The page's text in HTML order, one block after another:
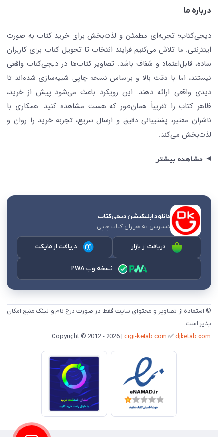
جستجو در سایت
کتابیاب
درباره ما
دیجی‌کتاب؛ تجربه‌ای مطمئن و لذت‌بخش برای خرید کتاب به صورت
اینترنتی. ما تلاش می‌کنیم فرایند انتخاب تا تحویل کتاب برای کاربران
ساده، قابل‌اعتماد و شفاف باشد. تصاویر کتاب‌ها در دیجی‌کتاب واقعی
نیستند، اما با دقت بالا و براساس نسخه چاپی شبیه‌سازی شده‌اند تا
دیدی واقعی ارائه دهند. این رویکرد باعث می‌شود پیش از خرید،
ظاهر کتاب را تقریباً همان‌طور که هست مشاهده کنید. همکاری با
ناشران معتبر، پشتیبانی دقیق و ارسال سریع، تجربه خرید را روان و
لذت‌بخش می‌کند.
مشاهده بیشتر
دانلود اپلیکیشن دیجی‌کتاب
دسترسی به هزاران کتاب چاپی
دریافت از بازار دریافت از مایکت
نسخه وب PWA
© استفاده از تصاویر و محتوای سایت فقط در صورت درج نام و لینک منبع امکان
پذیر است.
digi-ketab.com ✅djketab.com